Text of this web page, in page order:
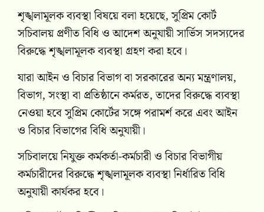
শৃঙ্খলামূলক ব্যবস্থা বিষয়ে বলা হয়েছে, সুপ্রিম কোর্ট
সচিবালয় প্রণীত বিধি ও আদেশ অনুযায়ী সার্ভিস সদস্যদের
বিরুদ্ধে শৃঙ্খলামূলক ব্যবস্থা গ্রহণ করা হবে।
যারা আইন ও বিচার বিভাগ বা সরকারের অন্য মন্ত্রণালয়,
বিভাগ, সংস্থা বা প্রতিষ্ঠানে কর্মরত, তাদের বিরুদ্ধে ব্যবস্থা
নেওয়া হবে সুপ্রিম কোর্টের সঙ্গে পরামর্শ করে এবং আইন
ও বিচার বিভাগের বিধি অনুযায়ী।
সচিবালয়ে নিযুক্ত কর্মকর্তা-কর্মচারী ও বিচার বিভাগীয়
কর্মচারীদের বিরুদ্ধে শৃঙ্খলামূলক ব্যবস্থা নির্ধারিত বিধি
অনুযায়ী কার্যকর হবে।